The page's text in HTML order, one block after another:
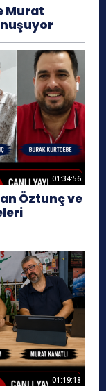
Murat
01:34:56
Öztunç ve
01:19:18